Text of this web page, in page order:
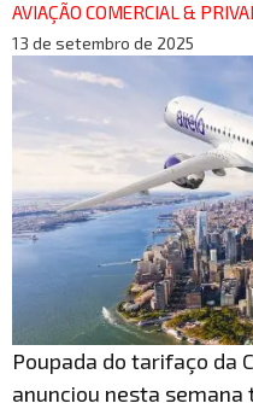
AVIAÇÃO COMERCIAL &
13 de setembro de 2025
Poupada do tarifaço da
anunciou nesta